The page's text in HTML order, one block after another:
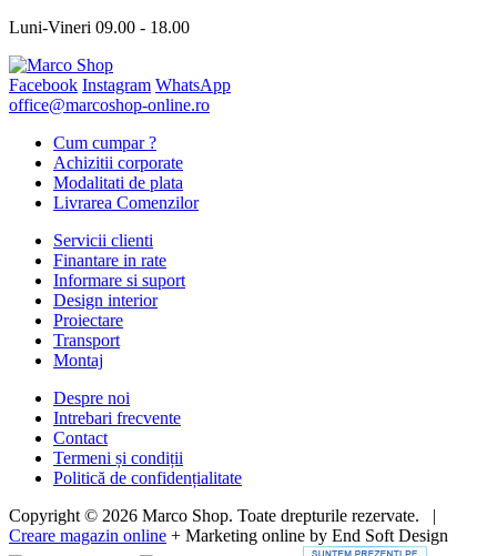
Luni-Vineri 09.00 - 18.00
Facebook Instagram WhatsApp
office@marcoshop-online.ro
Cum cumpar ?
Achizitii corporate
Modalitati de plata
Livrarea Comenzilor
Servicii clienti
Finantare in rate
Informare si suport
Design interior
Proiectare
Transport
Montaj
Despre noi
Intrebari frecvente
Contact
Termeni și condiții
Politică de confidențialitate
Copyright © 2026 Marco Shop. Toate drepturile rezervate. |
Creare magazin online + Marketing online by End Soft Design